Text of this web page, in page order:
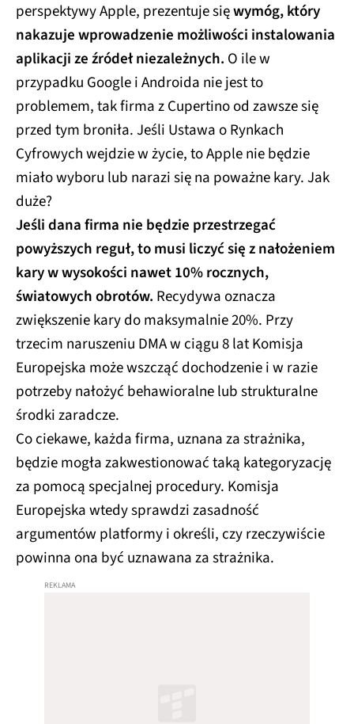
perspektywy Apple, prezentuje sięwymóg, który
nakazuje wprowadzenie możliwości instalowania
aplikacji ze źródeł niezależnych. O ile w
przypadku Google i Androida nie jest to
problemem, tak firma z Cupertino od zawsze się
przed tym broniła. Jeśli Ustawa o Rynkach
Cyfrowych wejdzie w życie, to Apple nie będzie
miało wyboru lub narazi się na poważne kary. Jak
duże?
Jeśli dana firma nie będzie przestrzegać
powyższych reguł, to musi liczyć się z nałożeniem
kary w wysokości nawet 10% rocznych,
światowych obrotów. Recydywa oznacza
zwiększenie kary do maksymalnie 20%. Przy
trzecim naruszeniu DMA w ciągu 8 lat Komisja
Europejska może wszcząć dochodzenie i w razie
potrzeby nałożyć behawioralne lub strukturalne
środki zaradcze.
Co ciekawe, każda firma, uznana za strażnika,
będzie mogła zakwestionować taką kategoryzację
za pomocą specjalnej procedury. Komisja
Europejska wtedy sprawdzi zasadność
argumentów platformy i określi, czy rzeczywiście
powinna ona być uznawana za strażnika.